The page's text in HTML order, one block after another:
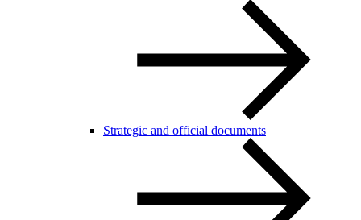
Strategic and official documents